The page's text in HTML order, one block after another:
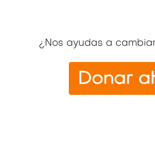
¿Nos ayudas a
Donar